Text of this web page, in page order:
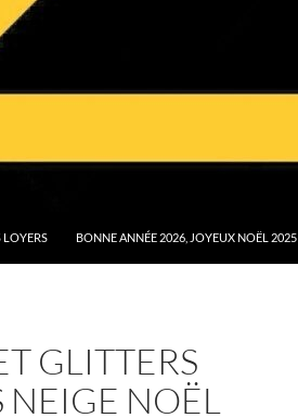
LOYERS BONNE ANNÉE 2026, JOYEUX NOËL 2025
GLITTERS
NOËL